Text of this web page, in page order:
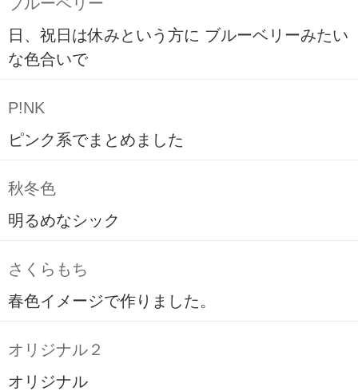
日、祝日は休みという方に ブルーベリーみたい
な色合いで
P!NK
ピンク系でまとめました
秋冬色
明るめなシック
さくらもち
春色イメージで作りました。
オリジナル２
オリジナル